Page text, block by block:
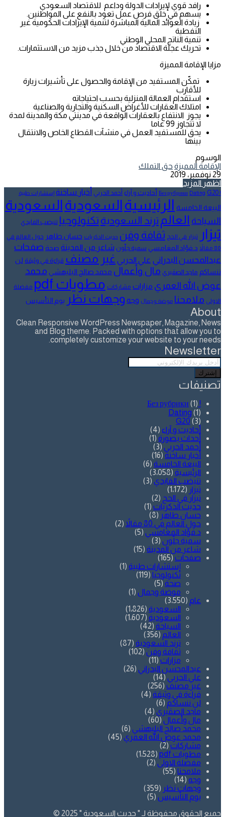
رافد قوي لإيرادات الدولة وداعم للاقتصاد السعودي
يسهم في خلق فرص عمل تعود بالنفع على المواطنين.
زيادة العوائد المالية المباشرة لتنمية الإيرادات الحكومية غير
النفطية
تنمية الناتج المحلي الوطني
تحريك عجلة الاقتصاد من خلال جذب مزيد من الاستثمارات.
مزايا الإقامة المميزة
تمكّن المستفيد من الإقامة والحصول على تأشيرات زيارة
للأقارب
استقدام العمالة المنزلية بحسب احتياجاته
امتلاك العقارات للأغراض السكنية والتجارية والصناعية
يجوز الانتفاع بالعقارات الواقعة في مدينتي مكة والمدينة لمدة
لا تتجاوز 99 عاما
يحق للمستفيد العمل في منشآت القطاع الخاص والانتقال
بينها
الوسوم
الإقامة المميزة حق التملك
29 نوفمبر، 2019
اظهر المزيد
! Без рубрики
Dating G20 أحاديث و آراء أحمد الحربي أخبار ساخنة إستشارات طبية
البيعة الخامسة الرئيسيةالسعوديةالسعودية
السياحة العالم ترند السعودية تكنولوجيا تنيضب الفايدي
تيزار تيزار في الحج ثقافة وفن حديث الذكريات حسان طاهر حول العالم في
80 مقالاً
د.فؤاد المغامسي سمية جلّون شاعر من المدينة صحة صفحات
عبدالمحسن البدراني علي الحربي غير مصنف قراءة في وثيقة لن
ننساكم ماجد الصقيري مال وأعمال محمد صالح البليهشي محمد
عوض الله العمري مزارات مشاركات مطويات pdf مفضلة
الاولى ملامحنا موضة وجمال وجه وجهات نظر يوم التأسيس
About
Clean Responsive WordPress Newspaper, Magazine, News
and Blog theme. Packed with options that allow you to
completely customize your website to your needs.
Newsletter
أدخل
بريدك
الإلكتروني
تصنيفات
! Без рубрики
(1)
Dating (1)
G20 (3)
أحاديث و آراء (4)
أحداث بصورة (1)
أحمد الحربي (3)
أخبار ساخنة (16)
البيعة الخامسة (6)
الرئيسية (3٬058)
تنيضب الفايدي (3)
تيزار (1٬172)
تيزار في الحج (2)
حديث الذكريات (1)
حسان طاهر (8)
حول العالم في 80 مقالاً
(2)
د.فؤاد المغامسي (5)
سمية جلّون (3)
شاعر من المدينة (15)
صفحات (165)
إستشارات طبية (1)
تكنولوجيا (119)
صحة (5)
موضة وجمال (1)
عام (3٬550)
السعودية (1٬826)
السعودية (1٬607)
السياحة (42)
العالم (356)
ترند السعودية (87)
ثقافة وفن (102)
مزارات (11)
عبدالمحسن البدراني (26)
علي الحربي (14)
غير مصنف (256)
قراءة في وثيقة (4)
لن ننساكم (6)
ماجد الصقيري (4)
مال وأعمال (60)
محمد صالح البليهشي (6)
محمد عوض الله العمري (45)
مشاركات (2)
مطويات pdf
(1٬528)
مفضلة الاولى (2)
ملامحنا (55)
وجه (14)
وجهات نظر (359)
يوم التأسيس (5)
جميع الحقوق محفوظة لـ " حديث السعودية " 2025 ©